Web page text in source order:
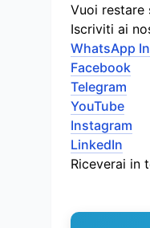
Vuoi restare
Iscriviti ai
WhatsApp
Facebook
Telegram
YouTube
Instagram
LinkedIn
Riceverai in